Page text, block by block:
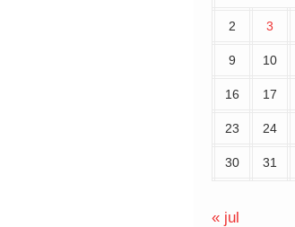
2 3
9 10
16 17
23 24
30 31
« jul